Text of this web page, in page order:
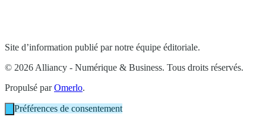
Site d’information publié par notre équipe éditoriale.
© 2026 Alliancy - Numérique & Business. Tous droits réservés.
Propulsé parOmerlo.
Préférences de consentement